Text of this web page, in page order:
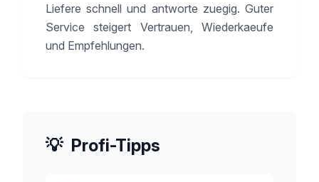
Liefere schnell und antworte zuegig. Guter
Service steigert Vertrauen, Wiederkaeufe
und Empfehlungen.
💡 Profi-Tipps